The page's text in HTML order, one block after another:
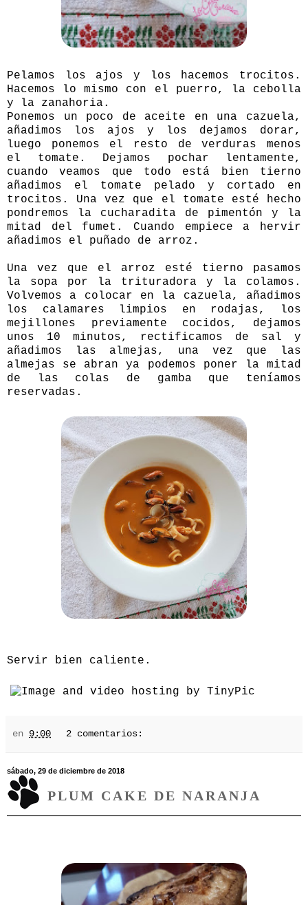
Pelamos los ajos y los hacemos trocitos.
Hacemos lo mismo con el puerro, la cebolla
y la zanahoria.
Ponemos un poco de aceite en una cazuela,
añadimos los ajos y los dejamos dorar,
luego ponemos el resto de verduras menos
el tomate. Dejamos pochar lentamente,
cuando veamos que todo está bien tierno
añadimos el tomate pelado y cortado en
trocitos. Una vez que el tomate esté hecho
pondremos la cucharadita de pimentón y la
mitad del fumet. Cuando empiece a hervir
añadimos el puñado de arroz.
Una vez que el arroz esté tierno pasamos
la sopa por la trituradora y la colamos.
Volvemos a colocar en la cazuela, añadimos
los calamares limpios en rodajas, los
mejillones previamente cocidos, dejamos
unos 10 minutos, rectificamos de sal y
añadimos las almejas, una vez que las
almejas se abran ya podemos poner la mitad
de las colas de gamba que teníamos
reservadas.
Servir bien caliente.
en 9:00 2 comentarios:
sábado, 29 de diciembre de 2018
PLUM CAKE DE NARANJA